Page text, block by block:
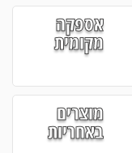
אספקה
מקומית
מוצרים
באחריות